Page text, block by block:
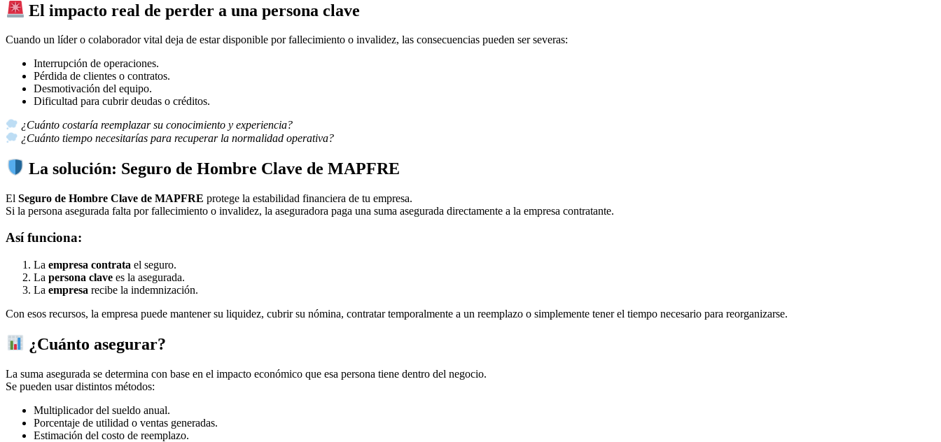
El impacto real de perder a una persona clave
Cuando un líder o colaborador vital deja de estar disponible por fallecimiento o invalidez, las consecuencias pueden ser severas:
Interrupción de operaciones.
Pérdida de clientes o contratos.
Desmotivación del equipo.
Dificultad para cubrir deudas o créditos.
¿Cuánto costaría reemplazar su conocimiento y experiencia?
¿Cuánto tiempo necesitarías para recuperar la normalidad operativa?
La solución: Seguro de Hombre Clave de MAPFRE
El Seguro de Hombre Clave de MAPFRE protege la estabilidad financiera de tu empresa.
Si la persona asegurada falta por fallecimiento o invalidez, la aseguradora paga una suma asegurada directamente a la empresa contratante.
Así funciona:
La empresa contrata el seguro.
La persona clave es la asegurada.
La empresa recibe la indemnización.
Con esos recursos, la empresa puede mantener su liquidez, cubrir su nómina, contratar temporalmente a un reemplazo o simplemente tener el tiempo necesario para reorganizarse.
¿Cuánto asegurar?
La suma asegurada se determina con base en el impacto económico que esa persona tiene dentro del negocio.
Se pueden usar distintos métodos:
Multiplicador del sueldo anual.
Porcentaje de utilidad o ventas generadas.
Estimación del costo de reemplazo.